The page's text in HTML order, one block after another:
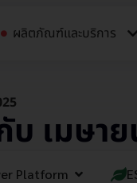
ผลิตภัณฑ์และบริการ
บ เมษา
Platform